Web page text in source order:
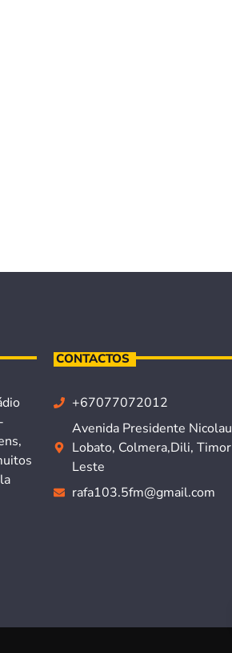
CONTACTOS
+67077072012
Avenida Presidente Nicolau
Lobato, Colmera,Dili, Timor
Leste
rafa103.5fm@gmail.com